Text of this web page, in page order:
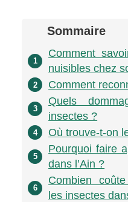
Sommaire
1
Comment
nuisibles chez
2 Comment
3
Quels
insectes ?
4 Où trouve-t-on
5
Pourquoi faire
dans l’Ain ?
6
Combien
les insectes